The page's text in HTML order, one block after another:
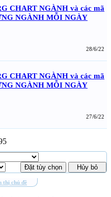
CHART NGÀNH và các mã
NGÀNH MỖI NGÀY
28/6/22
CHART NGÀNH và các mã
NGÀNH MỖI NGÀY
27/6/22
thị chủ đề